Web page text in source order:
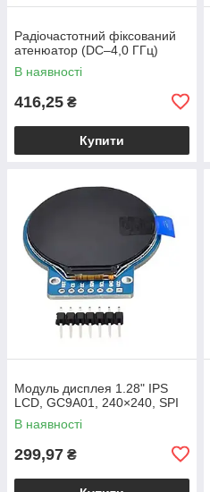
Радіочастотний фіксований
атенюатор (DC–4,0 ГГц)
В наявності
416,25 ₴
Купити
Модуль дисплея 1.28" IPS
LCD, GC9A01, 240×240, SPI
В наявності
299,97 ₴